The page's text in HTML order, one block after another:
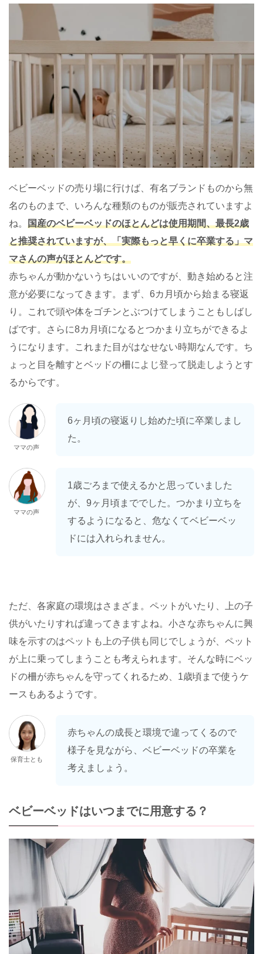
ベビーベッドの売り場に行けば、有名ブランドものから無
名のものまで、いろんな種類のものが販売されていますよ
ね。 国産のベビーベッドのほとんどは使用期間、最長2歳
と推奨されていますが、「実際もっと早くに卒業する」マ
マさんの声がほとんどです。
赤ちゃんが動かないうちはいいのですが、動き始めると注
意が必要になってきます。まず、6カ月頃から始まる寝返
り。これで頭や体をゴチンとぶつけてしまうこともしばし
ばです。さらに8カ月頃になるとつかまり立ちができるよ
うになります。これまた目がはなせない時期なんです。ち
ょっと目を離すとベッドの柵によじ登って脱走しようとす
るからです。
ママの声
6ヶ月頃の寝返りし始めた頃に卒業しまし
た。
ママの声
1歳ごろまで使えるかと思っていました
が、9ヶ月頃まででした。つかまり立ちを
するようになると、危なくてベビーベッ
ドには入れられません。
ただ、各家庭の環境はさまざま。ペットがいたり、上の子
供がいたりすれば違ってきますよね。小さな赤ちゃんに興
味を示すのはペットも上の子供も同じでしょうが、ペット
が上に乗ってしまうことも考えられます。そんな時にベッ
ドの柵が赤ちゃんを守ってくれるため、1歳頃まで使うケ
ースもあるようです。
保育士とも
赤ちゃんの成長と環境で違ってくるので
様子を見ながら、ベビーベッドの卒業を
考えましょう。
ベビーベッドはいつまでに用意する？